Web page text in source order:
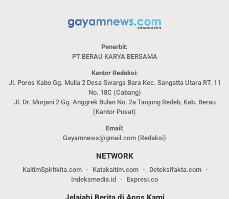
Penerbit:
PT BERAU KARYA BERSAMA
Kantor Redaksi:
Jl. Poros Kabo Gg. Mulia 2 Desa Swarga Bara Kec. Sangatta Utara RT. 11
No. 18C (Cabang)
Jl. Dr. Murjani 2 Gg. Anggrek Bulan No. 2a Tanjung Redeb, Kab. Berau
(Kantor Pusat)
Email:
Gayamnews@gmail.com (Redaksi)
NETWORK
KaltimSpiritkita.com Katakaltim.com
Deteksifakta.com
Indeksmedia.id
Expresi.co